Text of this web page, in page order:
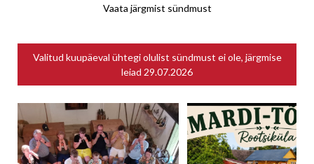
Vaata järgmist sündmust
Valitud kuupäeval ühtegi olulist sündmust ei ole, järgmise
leiad 29.07.2026